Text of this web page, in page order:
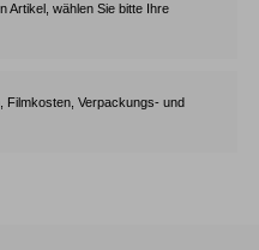
Artikel, wählen Sie bitte Ihre
Filmkosten, Verpackungs- und